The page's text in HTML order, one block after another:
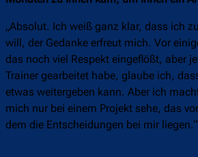
„Absolut. Ich weiß ganz klar, dass ich
will, der Gedanke erfreut mich. Vor
das noch viel Respekt eingeflößt, aber
Trainer gearbeitet habe, glaube ich,
etwas weitergeben kann. Aber ich
mich nur bei einem Projekt sehe, das
dem die Entscheidungen bei mir liegen.“